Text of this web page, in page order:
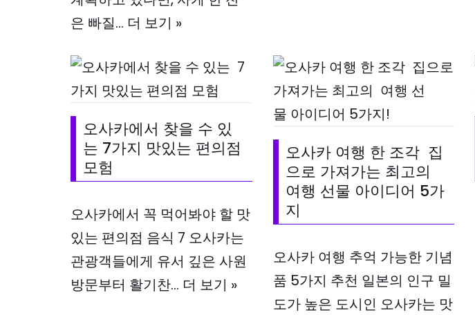
은 빠질… 더 보기 »
오사카에서 찾을 수 있
는 7가지 맛있는 편의점
모험
오사카에서 꼭 먹어봐야 할 맛
있는 편의점 음식 7 오사카는
관광객들에게 유서 깊은 사원
방문부터 활기찬… 더 보기 »
오사카 여행 한 조각 집
으로 가져가는 최고의
여행 선물 아이디어 5가
지
오사카 여행 추억 가능한 기념
품 5가지 추천 일본의 인구 밀
도가 높은 도시인 오사카는 맛